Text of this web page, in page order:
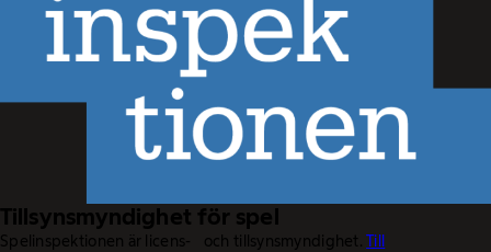
Tillsynsmyndighet för spel
Spelinspektionen är licens- och tillsynsmyndighet.Till